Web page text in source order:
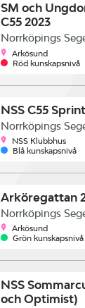
SM och
C55 2023
Norrköpings
Arkösund
Röd kunskapsnivå
NSS C55
Norrköpings
NSS Klubbhus
Blå kunskapsnivå
Arköregattan
Norrköpings
Arkösund
Grön kunskapsnivå
NSS
och Optimist)